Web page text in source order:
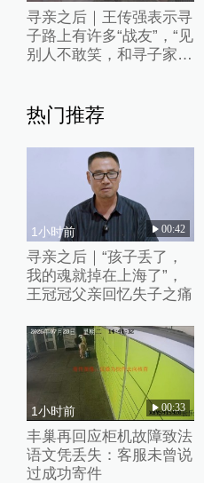
寻亲之后｜王传强表示寻
子路上有许多“战友”，“见
别人不敢笑，和寻子家长
热门推荐
1小时前 00:42
寻亲之后｜“孩子丢了，
我的魂就掉在上海了”，
王冠冠父亲回忆失子之痛
1小时前 00:33
丰巢再回应柜机故障致法
语文凭丢失：客服未曾说
过成功寄件